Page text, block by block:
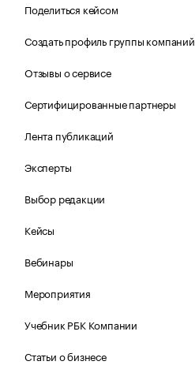
Поделиться кейсом
Создать профиль группы компаний
Отзывы о сервисе
Сертифицированные партнеры
Лента публикаций
Эксперты
Выбор редакции
Кейсы
Вебинары
Мероприятия
Учебник РБК Компании
Статьи о бизнесе